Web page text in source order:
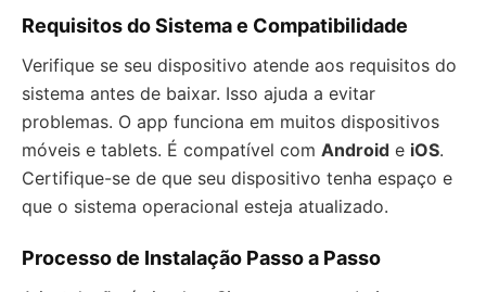
Requisitos do Sistema e Compatibilidade
Verifique se seu dispositivo atende aos requisitos do
sistema antes de baixar. Isso ajuda a evitar
problemas. O app funciona em muitos dispositivos
móveis e tablets. É compatível com Android e iOS.
Certifique-se de que seu dispositivo tenha espaço e
que o sistema operacional esteja atualizado.
Processo de Instalação Passo a Passo